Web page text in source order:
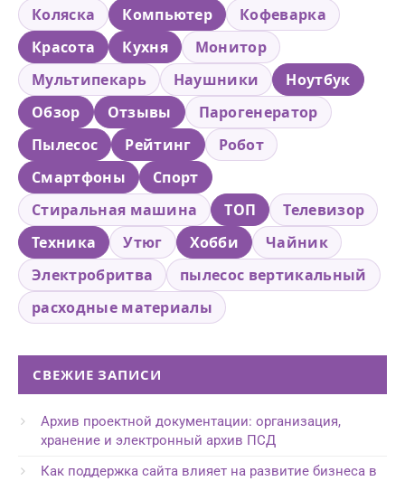
Коляска
Компьютер
Кофеварка
Красота
Кухня
Монитор
Мультипекарь
Наушники
Ноутбук
Обзор
Отзывы
Парогенератор
Пылесос
Рейтинг
Робот
Смартфоны
Спорт
Стиральная машина
ТОП
Телевизор
Техника
Утюг Хобби
Чайник
Электробритва
пылесос вертикальный
расходные материалы
СВЕЖИЕ ЗАПИСИ
Архив проектной документации: организация,
хранение и электронный архив ПСД
Как поддержка сайта влияет на развитие бизнеса в